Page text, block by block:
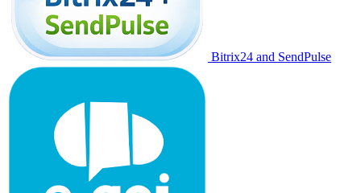
Bitrix24 and SendPulse